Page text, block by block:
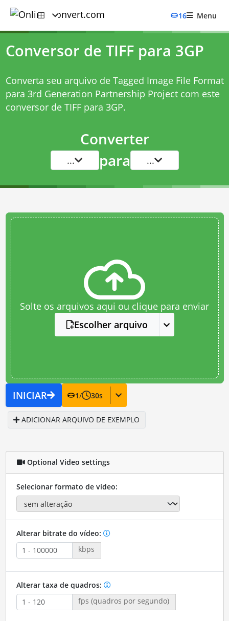
16 Menu
Conversor de TIFF para 3GP
Converta seu arquivo de Tagged Image File Format
para 3rd Generation Partnership Project com este
conversor de TIFF para 3GP.
Converter
... para ...
Solte os arquivos aqui ou clique para enviar
Escolher arquivo
INICIAR 1/ 30s
ADICIONAR ARQUIVO DE EXEMPLO
Optional Video settings
Selecionar formato de vídeo:
Alterar bitrate do vídeo:
kbps
Alterar taxa de quadros:
fps (quadros por segundo)